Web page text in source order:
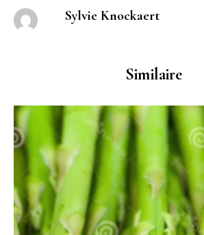
Sylvie Knockaert
Similaire